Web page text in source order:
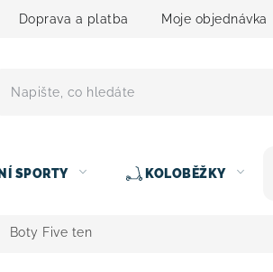
Doprava a platba Moje objednávka
SPORTY KOLOBĚŽKY
Boty Five ten